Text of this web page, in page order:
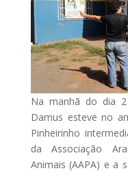
Na manhã do dia
Damus esteve no
Pinheirinho
da Associação
Animais (AAPA) e a